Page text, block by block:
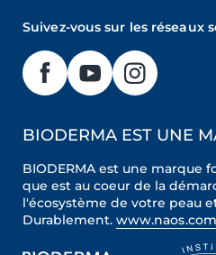
Suivez-vous sur les réseaux
BIODERMA EST UNE
BIODERMA est une marque
que est au coeur de la
l'écosystème de votre peau
Durablement. www.naos.com